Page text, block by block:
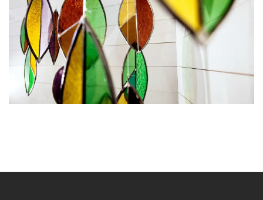
BLÄDDRA I GALLERI